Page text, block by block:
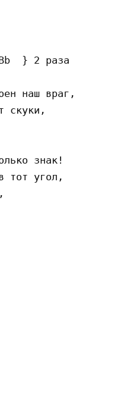
} 2 раза
наш враг,
скуки,
знак!
тот угол,